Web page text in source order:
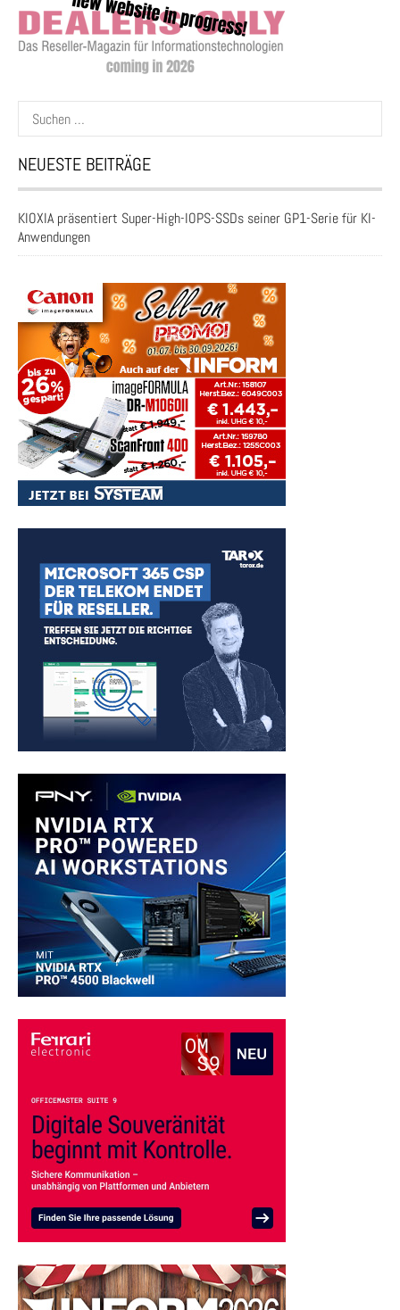
Suchen
nach:
NEUESTE BEITRÄGE
KIOXIA präsentiert Super-High-IOPS-SSDs seiner GP1-Serie für KI-
Anwendungen